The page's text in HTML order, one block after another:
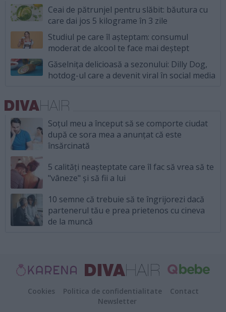
Ceai de pătrunjel pentru slăbit: băutura cu
care dai jos 5 kilograme în 3 zile
Studiul pe care îl așteptam: consumul
moderat de alcool te face mai deștept
Găselnița delicioasă a sezonului: Dilly Dog,
hotdog-ul care a devenit viral în social media
Soțul meu a început să se comporte ciudat
după ce sora mea a anunțat că este
însărcinată
5 calități neașteptate care îl fac să vrea să te
"vâneze" și să fii a lui
10 semne că trebuie să te îngrijorezi dacă
partenerul tău e prea prietenos cu cineva
de la muncă
Cookies Politica de confidentialitate
Contact
Newsletter